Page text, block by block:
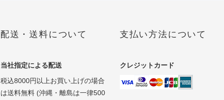
配送・送料について
当社指定による配送
税込8000円以上お買い上げの場合
は送料無料 (沖縄・離島は一律500
支払い方法について
クレジットカード